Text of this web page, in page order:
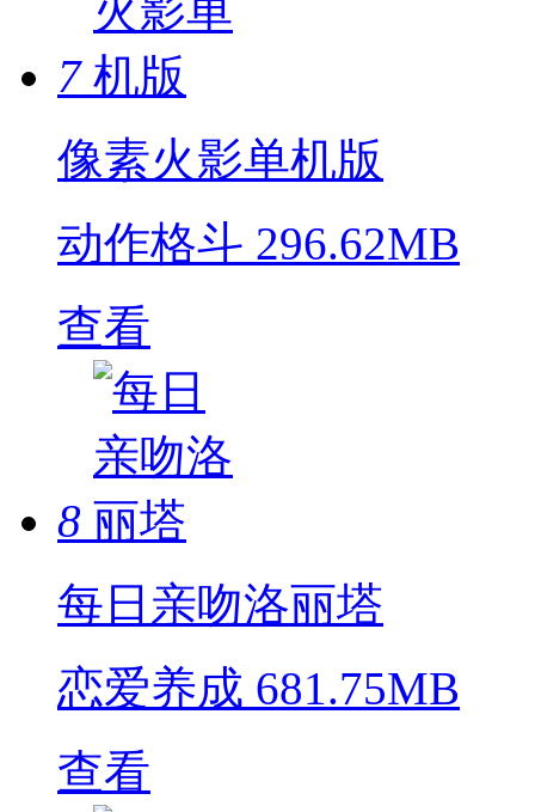
7
像素火影单机版
动作格斗 296.62MB
查看
8
每日亲吻洛丽塔
恋爱养成 681.75MB
查看